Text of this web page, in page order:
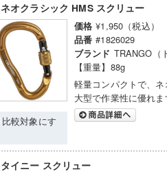
ネオクラシック HMS スクリュー
比較対象にす
価格 ¥1,950（税込）
品番 #1826029
ブランド TRANGO（
【重量】88g
軽量コンパクトで、ネ
大型で作業性に優れま
タイニー スクリュー